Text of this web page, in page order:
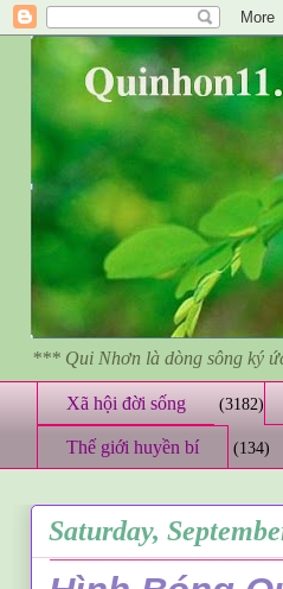
*** Qui Nhơn là dòng sông ký
Xã hội đời sống (3182)
Thế giới huyền bí (134)
Saturday,